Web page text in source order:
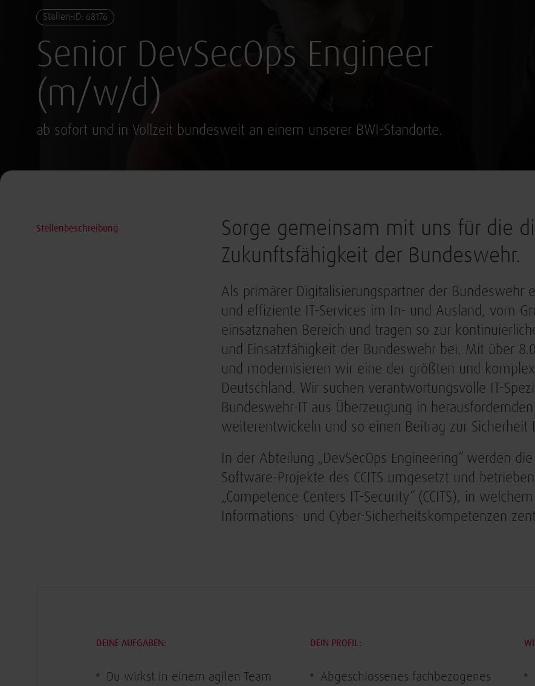
Stellen-ID: 68176
Senior DevSecOps Engineer
(m/w/d)
ab sofort und in Vollzeit bundesweit an einem unserer BWI-Standorte.
Stellenbeschreibung
Sorge gemeinsam mit uns für die
Zukunftsfähigkeit der Bundeswehr.
Als primärer Digitalisierungspartner der Bundeswehr
und effiziente IT-Services im In- und Ausland, vom
einsatznahen Bereich und tragen so zur
und Einsatzfähigkeit der Bundeswehr bei. Mit über
und modernisieren wir eine der größten und
Deutschland. Wir suchen verantwortungsvolle IT-
Bundeswehr-IT aus Überzeugung in
weiterentwickeln und so einen Beitrag zur Sicherheit
​In der Abteilung „DevSecOps Engineering“ werden
Software-Projekte des CCITS umgesetzt und
„Competence Centers IT-Security“ (CCITS), in
Informations- und Cyber-Sicherheitskompetenzen
DEINE AUFGABEN:
Du wirkst in einem agilen Team
DEIN PROFIL:
Abgeschlossenes fachbezogenes